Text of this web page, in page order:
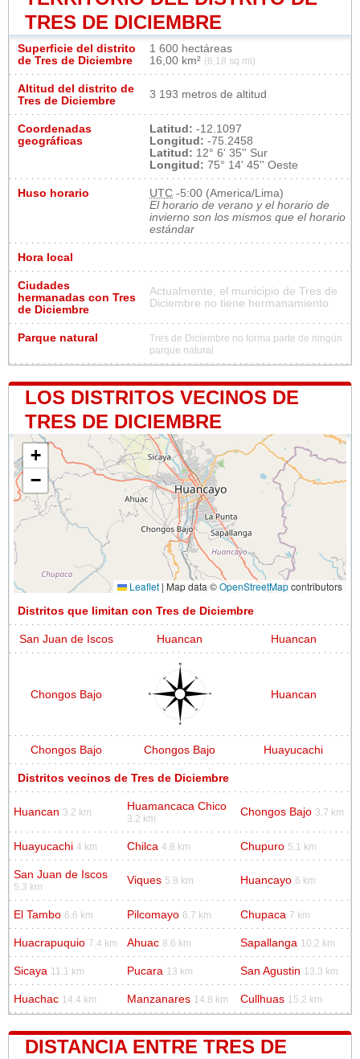
TRES DE DICIEMBRE
Superficie del distrito
de Tres de Diciembre
1 600 hectáreas
16,00 km² (6,18 sq mi)
Altitud del distrito de
Tres de Diciembre
3 193 metros de altitud
Coordenadas
geográficas
Latitud: -12.1097
Longitud: -75.2458
Latitud: 12° 6' 35'' Sur
Longitud: 75° 14' 45'' Oeste
Huso horario UTC -5:00 (America/Lima)
El horario de verano y el horario de
invierno son los mismos que el horario
estándar
Hora local
Ciudades
hermanadas con Tres
de Diciembre
Actualmente, el municipio de Tres de
Diciembre no tiene hermanamiento
Parque natural
Tres de Diciembre no forma parte de ningún
parque natural
LOS DISTRITOS VECINOS DE
TRES DE DICIEMBRE
+
−
Leaflet | Map data ©OpenStreetMapcontributors
Distritos que limitan con Tres de Diciembre
San Juan de Iscos Huancan Huancan
Chongos Bajo Huancan
Chongos Bajo Chongos Bajo Huayucachi
Distritos vecinos de Tres de Diciembre
Huancan 3.2 km Huamancaca Chico
3.2 km
Chongos Bajo 3.7 km
Huayucachi 4 km Chilca 4.8 km Chupuro 5.1 km
San Juan de Iscos
5.3 km
Viques 5.8 km Huancayo 6 km
El Tambo 6.6 km Pilcomayo 6.7 km Chupaca 7 km
Huacrapuquio 7.4 km Ahuac 8.6 km Sapallanga 10.2 km
Sicaya 11.1 km Pucara 13 km San Agustin 13.3 km
Huachac 14.4 km Manzanares 14.8 km Cullhuas 15.2 km
DISTANCIA ENTRE TRES DE